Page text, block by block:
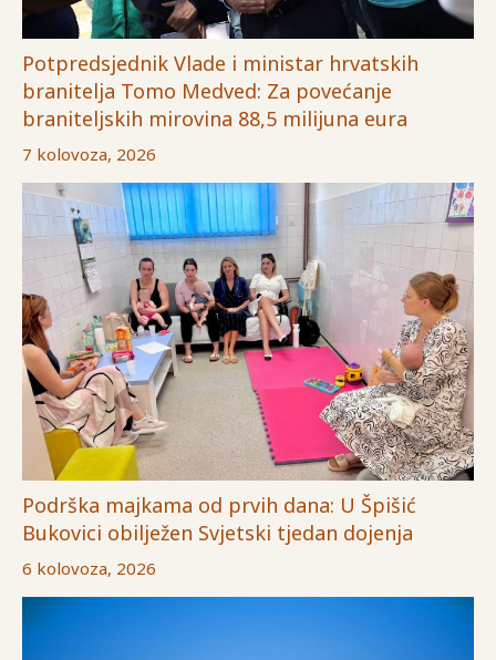
Potpredsjednik Vlade i ministar hrvatskih
branitelja Tomo Medved: Za povećanje
braniteljskih mirovina 88,5 milijuna eura
7 kolovoza, 2026
Podrška majkama od prvih dana: U Špišić
Bukovici obilježen Svjetski tjedan dojenja
6 kolovoza, 2026